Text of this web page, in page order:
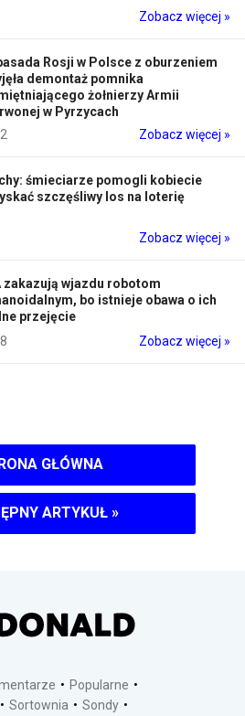
Zobacz więcej »
Rosji w Polsce z oburzeniem
demontaż pomnika
żołnierzy Armii
w Pyrzycach
Zobacz więcej »
śmieciarze pomogli kobiecie
szczęśliwy los na loterię
Zobacz więcej »
zakazują wjazdu robotom
bo istnieje obawa o ich
przejęcie
Zobacz więcej »
GŁÓWNA
ARTYKUŁ »
Popularne
Sortownia Sondy